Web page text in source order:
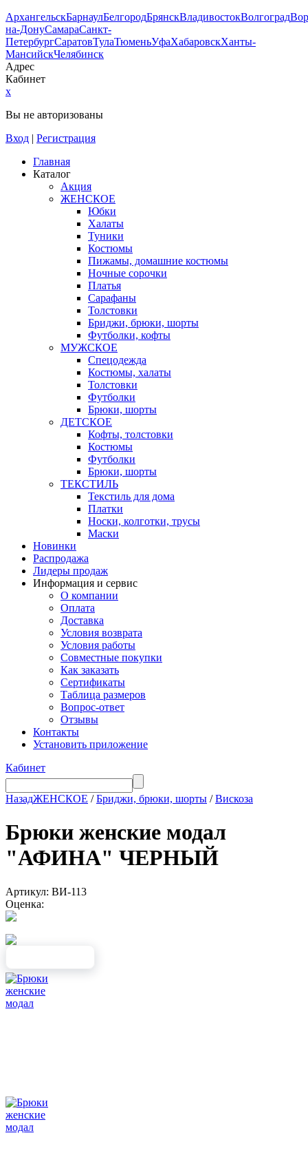
АрхангельскБарнаулБелгородБрянскВладивостокВолгоград
на-ДонуСамараСанкт-
ПетербургСаратовТулаТюменьУфаХабаровскХанты-
МансийскЧелябинск
Адрес
Кабинет
x
Вы не авторизованы
Вход | Регистрация
Главная
Каталог
Акция
ЖЕНСКОЕ
Юбки
Халаты
Туники
Костюмы
Пижамы, домашние костюмы
Ночные сорочки
Платья
Сарафаны
Толстовки
Бриджи, брюки, шорты
Футболки, кофты
МУЖСКОЕ
Спецодежда
Костюмы, халаты
Толстовки
Футболки
Брюки, шорты
ДЕТСКОЕ
Кофты, толстовки
Костюмы
Футболки
Брюки, шорты
ТЕКСТИЛЬ
Текстиль для дома
Платки
Носки, колготки, трусы
Маски
Новинки
Распродажа
Лидеры продаж
Информация и сервис
О компании
Оплата
Доставка
Условия возврата
Условия работы
Совместные покупки
Как заказать
Сертификаты
Таблица размеров
Вопрос-ответ
Отзывы
Контакты
Установить приложение
Кабинет
НазадЖЕНСКОЕ /Бриджи, брюки, шорты /Вискоза
Брюки женские модал
"АФИНА" ЧЕРНЫЙ
Артикул: ВИ-113
Оценка: